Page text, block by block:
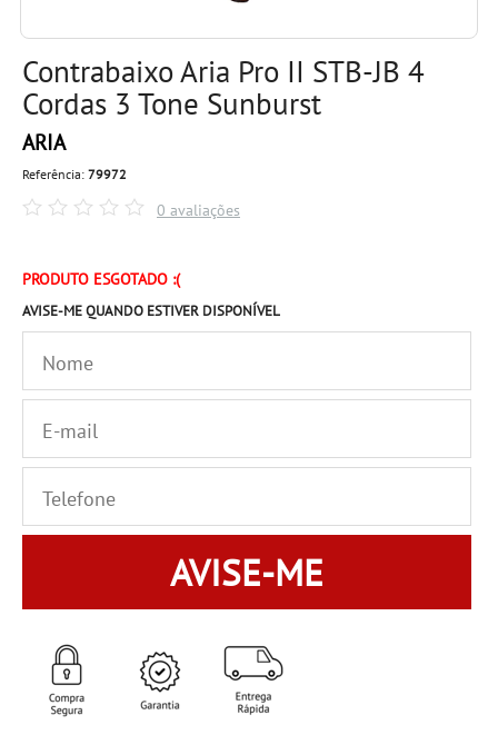
Contrabaixo Aria Pro II STB-JB 4
Cordas 3 Tone Sunburst
ARIA
Referência: 79972
0 avaliações
PRODUTO ESGOTADO :(
AVISE-ME QUANDO ESTIVER DISPONÍVEL
AVISE-ME